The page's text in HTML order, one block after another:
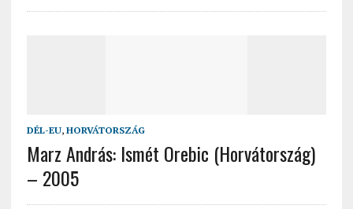
DÉL-EU, HORVÁTORSZÁG
Marz András: Ismét Orebic (Horvátország)
– 2005